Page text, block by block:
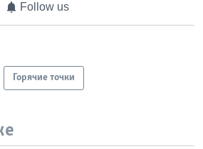
Follow us
Горячие точки